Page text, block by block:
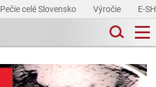
Pečie celé Slovensko Výročie E-